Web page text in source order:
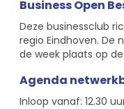
Business Open
Deze businessclub
regio Eindhoven. De
de week plaats op
Agenda
Inloop vanaf: 12.30